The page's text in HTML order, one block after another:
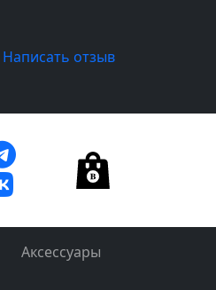
Написать отзыв
Аксессуары